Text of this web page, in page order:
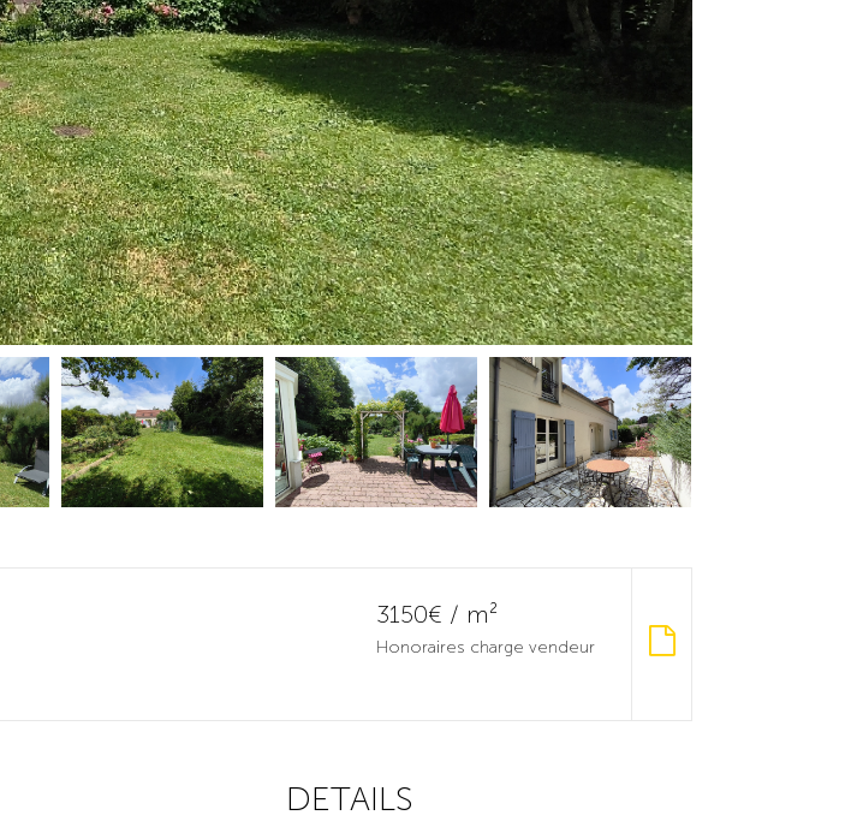
3150€ / m²
Honoraires charge vendeur
DETAILS